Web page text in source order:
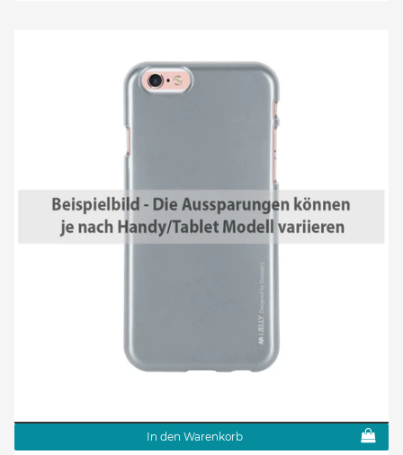
In den Warenkorb